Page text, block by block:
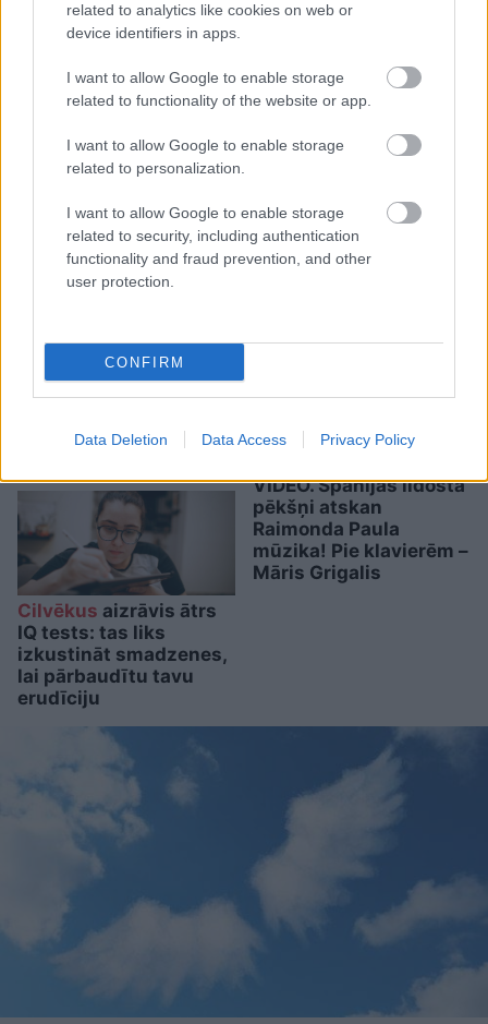
related to analytics like cookies on web or
device identifiers in apps.
I want to allow Google to enable storage
related to functionality of the website or app.
I want to allow Google to enable storage
related to personalization.
I want to allow Google to enable storage
related to security, including authentication
functionality and fraud prevention, and other
user protection.
CONFIRM
Data Deletion Data Access Privacy Policy
Specdienestipēdējā brīdī
novērš Krievijas plānotu
atentātu pret dronu
ražotāju Eiropā
“Pilnīgshaoss!” Rīgas
lidostā ceļotāji šodien
Skaidrojam, kas
Cilvēkus aizrāvis ātrs
IQ tests: tas liks
izkustināt smadzenes,
lai pārbaudītu tavu
erudīciju
VIDEO. Spānijas lidostā
pēkšņi atskan
Raimonda Paula
mūzika! Pie klavierēm –
Māris Grigalis